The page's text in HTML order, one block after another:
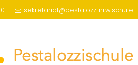
sekretariat@pestalozzi.nrw.schule